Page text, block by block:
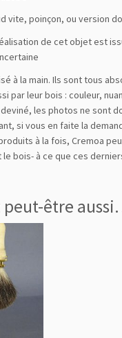
vite, poinçon, ou version
de cet objet est
à la main. Ils sont tous
par leur bois : couleur,
les photos ne sont
si vous en faite la
à la fois, Cremoa
bois- à ce que ces
peut-être